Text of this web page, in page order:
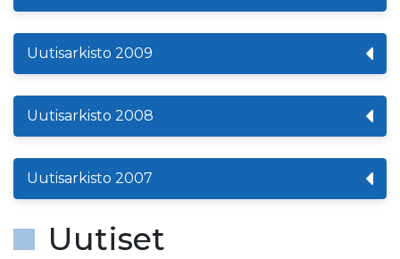
Uutisarkisto 2009
Uutisarkisto 2008
Uutisarkisto 2007
Uutiset